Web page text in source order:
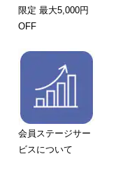
限定 最大5,000円
OFF
会員ステージサー
ビスについて